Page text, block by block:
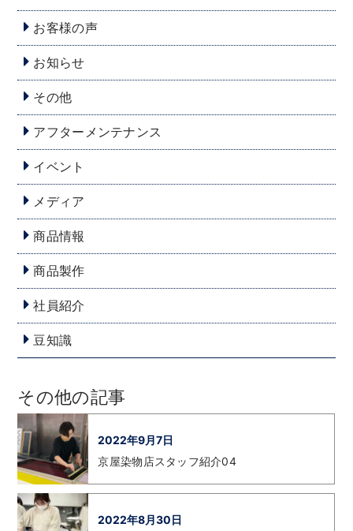
お客様の声
お知らせ
その他
アフターメンテナンス
イベント
メディア
商品情報
商品製作
社員紹介
豆知識
その他の記事
2022年9月7日
京屋染物店スタッフ紹介04
2022年8月30日